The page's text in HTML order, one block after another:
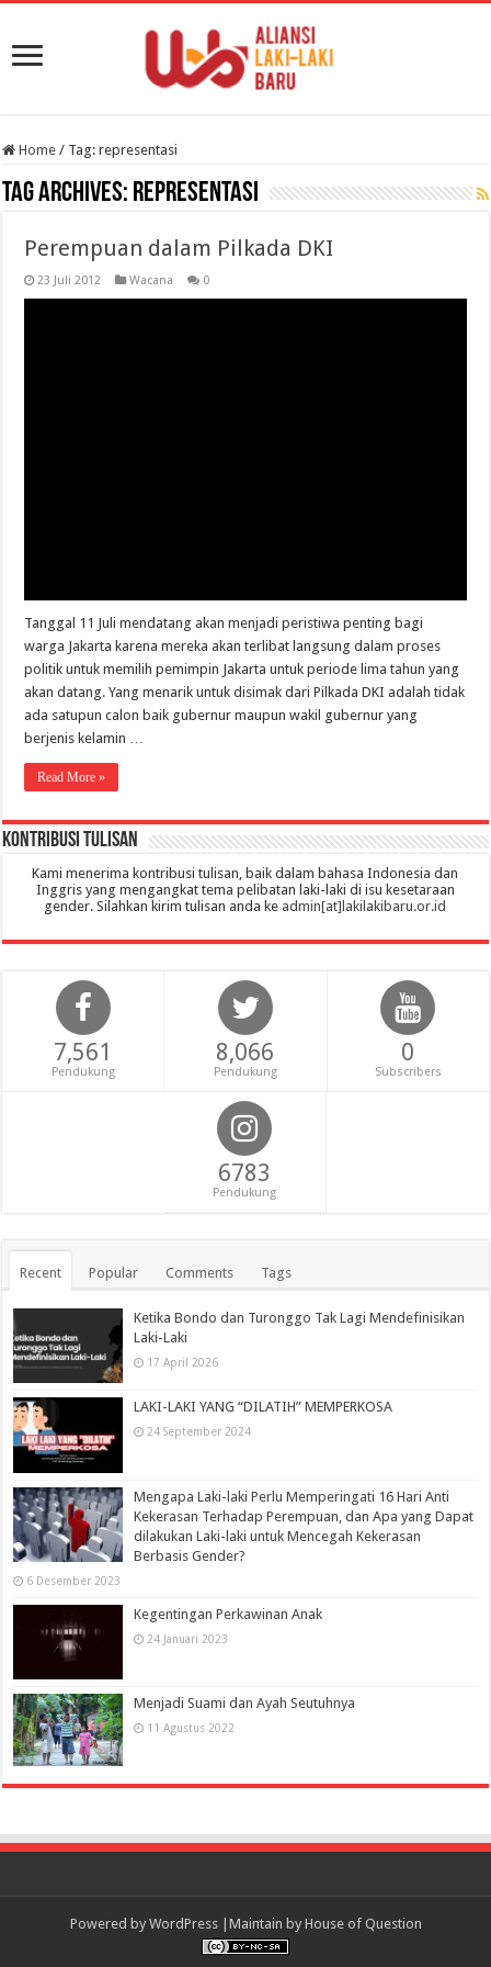
Home / Tag:representasi
Tag Archives: representasi
Perempuan dalam Pilkada DKI
23 Juli 2012 Wacana 0
Tanggal 11 Juli mendatang akan menjadi peristiwa penting bagi
warga Jakarta karena mereka akan terlibat langsung dalam proses
politik untuk memilih pemimpin Jakarta untuk periode lima tahun yang
akan datang. Yang menarik untuk disimak dari Pilkada DKI adalah tidak
ada satupun calon baik gubernur maupun wakil gubernur yang
berjenis kelamin …
Read More »
Kontribusi Tulisan
Kami menerima kontribusi tulisan, baik dalam bahasa Indonesia dan
Inggris yang mengangkat tema pelibatan laki-laki di isu kesetaraan
gender. Silahkan kirim tulisan anda ke admin[at]lakilakibaru.or.id
7,561
Pendukung
8,066
Pendukung
0
Subscribers
6783
Pendukung
Recent Popular Comments Tags
Ketika Bondo dan Turonggo Tak Lagi Mendefinisikan
Laki-Laki
17 April 2026
LAKI-LAKI YANG “DILATIH” MEMPERKOSA
24 September 2024
Mengapa Laki-laki Perlu Memperingati 16 Hari Anti
Kekerasan Terhadap Perempuan, dan Apa yang Dapat
dilakukan Laki-laki untuk Mencegah Kekerasan
Berbasis Gender?
6 Desember 2023
Kegentingan Perkawinan Anak
24 Januari 2023
Menjadi Suami dan Ayah Seutuhnya
11 Agustus 2022
Powered by WordPress|Maintain by House of Question